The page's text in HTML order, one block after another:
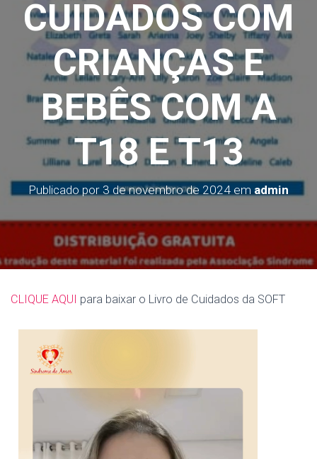
CUIDADOS COM
CRIANÇAS E
BEBÊS COM A
T18 E T13
Publicado por 3 de novembro de 2024 em admin
CLIQUE AQUI para baixar o Livro de Cuidados da SOFT